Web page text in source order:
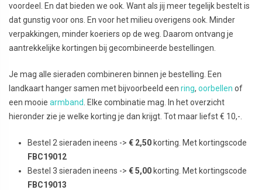
voordeel. En dat bieden we ook. Want als jij meer tegelijk bestelt is
dat gunstig voor ons. En voor het milieu overigens ook. Minder
verpakkingen, minder koeriers op de weg. Daarom ontvang je
aantrekkelijke kortingen bij gecombineerde bestellingen.
Je mag alle sieraden combineren binnen je bestelling. Een
landkaart hanger samen met bijvoorbeeld een ring, oorbellen of
een mooie armband
. Elke combinatie mag. In het overzicht
hieronder zie je welke korting je dan krijgt. Tot maar liefst € 10,-.
Bestel 2 sieraden ineens -> € 2,50 korting. Met kortingscode
FBC19012
Bestel 3 sieraden ineens -> € 5,00 korting. Met kortingscode
FBC19013